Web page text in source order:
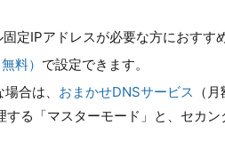
定IPアドレスが必要な方におすす
料） で設定できます。
合は、 おまかせDNSサービス （
る「マスターモード」と、セカ